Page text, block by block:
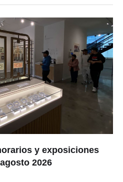
y exposiciones
2026